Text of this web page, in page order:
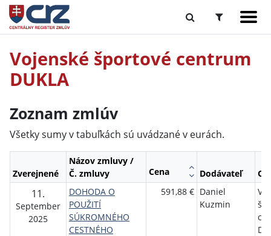
Vojenské športové centrum
DUKLA
Zoznam zmlúv
Všetky sumy v tabuľkách sú uvádzané v eurách.
Zverejnené
Názov zmluvy /
Č. zmluvy
Cena Dodávateľ
11.
September
2025
DOHODA O
POUŽITÍ
SÚKROMNÉHO
CESTNÉHO
591,88 € Daniel
Kuzmin